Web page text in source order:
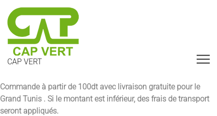
CAP VERT
Commande à partir de 100dt avec livraison gratuite pour le
Grand Tunis . Si le montant est inférieur, des frais de transport
seront appliqués.